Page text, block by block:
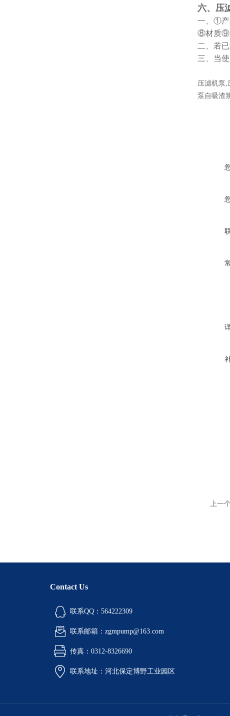
六、压
一、①产
⑧材质⑨
二、若
三、当
压滤机泵,
泵自吸渣
上一个
Contact Us
联系QQ：564222309
联系邮箱：zgmpump@163.com
传真：0312-8326690
联系地址：河北保定博野工业园区